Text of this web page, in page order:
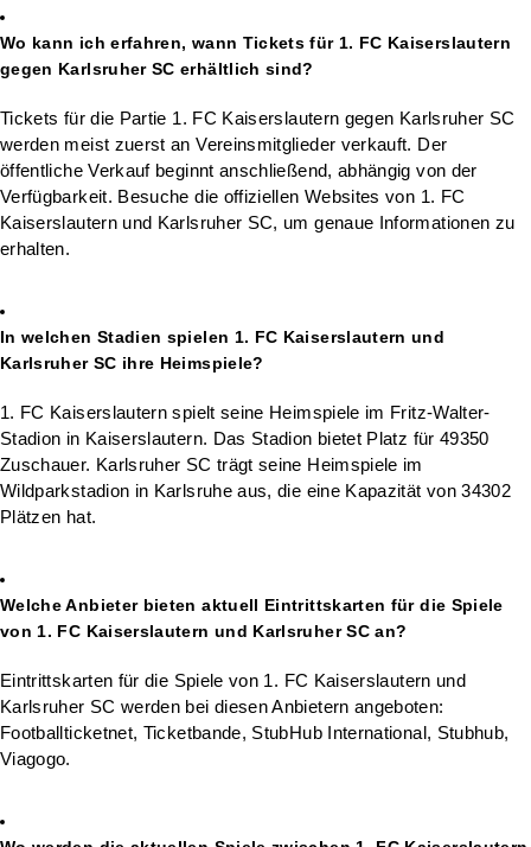
Wo kann ich erfahren, wann Tickets für 1. FC Kaiserslautern
gegen Karlsruher SC erhältlich sind?
Tickets für die Partie 1. FC Kaiserslautern gegen Karlsruher SC
werden meist zuerst an Vereinsmitglieder verkauft. Der
öffentliche Verkauf beginnt anschließend, abhängig von der
Verfügbarkeit. Besuche die offiziellen Websites von 1. FC
Kaiserslautern und Karlsruher SC, um genaue Informationen zu
erhalten.
In welchen Stadien spielen 1. FC Kaiserslautern und
Karlsruher SC ihre Heimspiele?
1. FC Kaiserslautern spielt seine Heimspiele im Fritz-Walter-
Stadion in Kaiserslautern. Das Stadion bietet Platz für 49350
Zuschauer. Karlsruher SC trägt seine Heimspiele im
Wildparkstadion in Karlsruhe aus, die eine Kapazität von 34302
Plätzen hat.
Welche Anbieter bieten aktuell Eintrittskarten für die Spiele
von 1. FC Kaiserslautern und Karlsruher SC an?
Eintrittskarten für die Spiele von 1. FC Kaiserslautern und
Karlsruher SC werden bei diesen Anbietern angeboten:
Footballticketnet, Ticketbande, StubHub International, Stubhub,
Viagogo.